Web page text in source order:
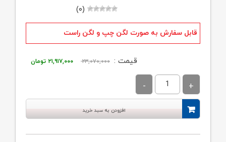
(۰)
قابل سفارش به صورت لگن چپ و لگن راست
قیمت : ۲۳,۰۷۰,۰۰۰
قیمت
۲۱,۹۱۷,۰۰۰ تومان
افزودن به سبد خرید